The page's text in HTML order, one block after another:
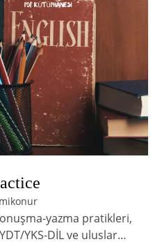
yazma pratikleri,
YKS-DİL ve uluslar…